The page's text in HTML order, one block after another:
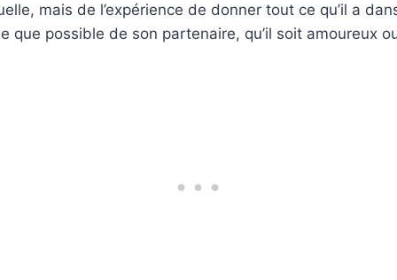
mais de l’expérience de donner tout ce qu’il a
que possible de son partenaire, qu’il soit amoureux